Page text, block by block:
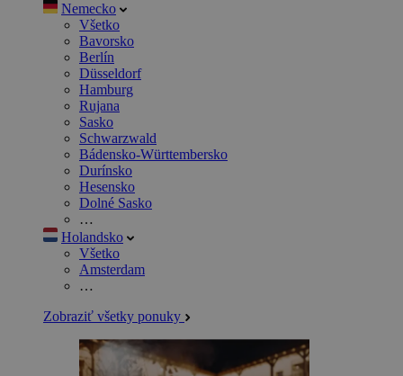
Nemecko
Všetko
Bavorsko
Berlín
Düsseldorf
Hamburg
Rujana
Sasko
Schwarzwald
Bádensko-Württembersko
Durínsko
Hesensko
Dolné Sasko
…
Holandsko
Všetko
Amsterdam
…
Zobraziť všetky ponuky